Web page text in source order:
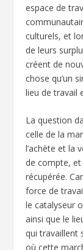
espace de
culturels, et
de leurs
créent de
chose qu’un
lieu de travail
La question
celle de la
l’achète et la
de compte, et
récupérée.
force de
le catalyseur
ainsi que le
qui travaillent
où cette